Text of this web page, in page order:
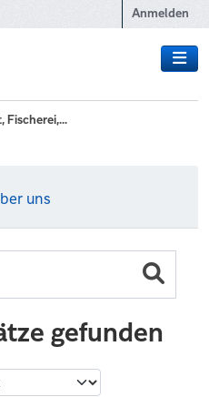
Anmelden
Fischerei,...
uns
gefunden